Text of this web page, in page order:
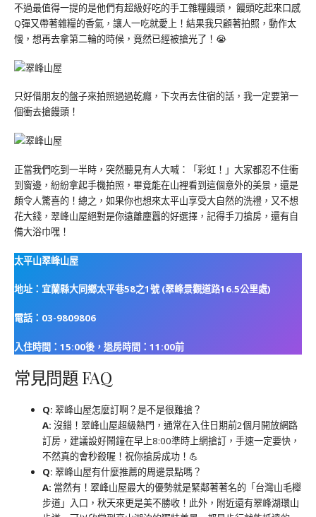
不過最值得一提的是他們有超級好吃的手工雜糧饅頭， 饅頭吃起來口感
Q彈又帶著雜糧的香氣，讓人一吃就愛上！結果我只顧著拍照，動作太
慢，想再去拿第二輪的時候，竟然已經被搶光了！😭
只好借朋友的盤子來拍照過過乾癮，下次再去住宿的話，我一定要第一
個衝去搶饅頭！
正當我們吃到一半時，突然聽見有人大喊：「彩虹！」大家都忍不住衝
到窗邊，紛紛拿起手機拍照，畢竟能在山裡看到這個意外的美景，還是
頗令人驚喜的！總之，如果你也想來太平山享受大自然的洗禮，又不想
花大錢，翠峰山屋絕對是你遠離塵囂的好選擇，記得手刀搶房，還有自
備大浴巾嘿！
太平山翠峰山屋
地址：宜蘭縣大同鄉太平巷58之1號 (翠峰景觀道路16.5公里處)
電話：03-9809806
入住時間：15:00後，退房時間：11:00前
常見問題 FAQ
Q: 翠峰山屋怎麼訂啊？是不是很難搶？
A: 沒錯！翠峰山屋超級熱門，通常在入住日期前2個月開放網路
訂房，建議設好鬧鐘在早上8:00準時上網搶訂，手速一定要快，
不然真的會秒殺喔！祝你搶房成功！💪
Q: 翠峰山屋有什麼推薦的周邊景點嗎？
A: 當然有！翠峰山屋最大的優勢就是緊鄰著著名的「台灣山毛櫸
步道」入口，秋天來更是美不勝收！此外，附近還有翠峰湖環山